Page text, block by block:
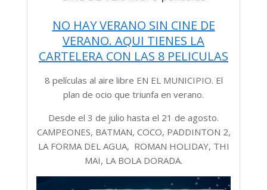
NO HAY VERANO SIN CINE DE
VERANO. AQUI TIENES LA
CARTELERA CON LAS 8 PELICULAS
8 películas al aire libre EN EL MUNICIPIO. El
plan de ocio que triunfa en verano.
Desde el 3 de julio hasta el 21 de agosto.
CAMPEONES, BATMAN, COCO, PADDINTON 2,
LA FORMA DEL AGUA, ROMAN HOLIDAY, THI
MAI, LA BOLA DORADA.